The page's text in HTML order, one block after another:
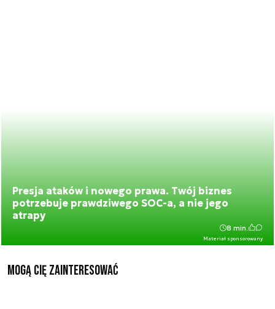
Presja ataków i nowego prawa. Twój biznes
potrzebuje prawdziwego SOC-a, a nie jego
atrapy
Materiał sponsorowany
8 min.
Mogą Cię zainteresować